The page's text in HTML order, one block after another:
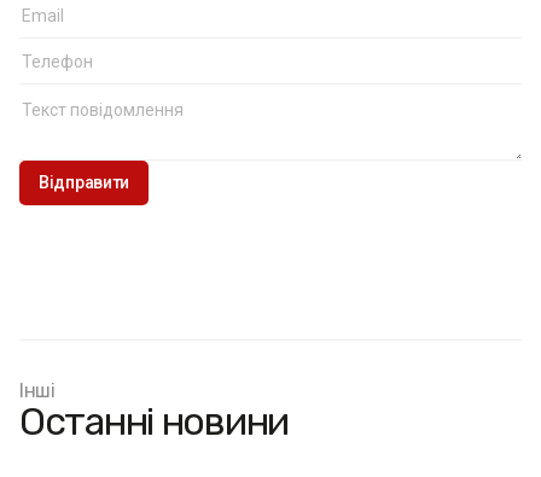
Інші
Останні новини